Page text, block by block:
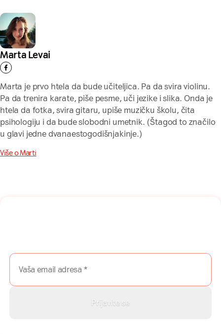
Marta Levai
Marta je prvo htela da bude učiteljica. Pa da svira violinu.
Pa da trenira karate, piše pesme, uči jezike i slika. Onda je
htela da fotka, svira gitaru, upiše muzičku školu, čita
psihologiju i da bude slobodni umetnik. (Štagod to značilo
u glavi jedne dvanaestogodišnjakinje.)
Više o Marti